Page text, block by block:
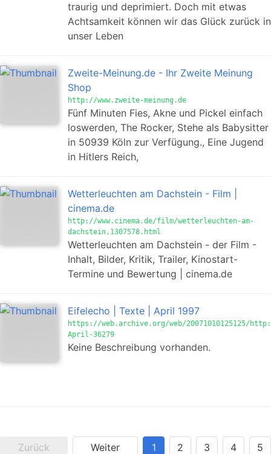
traurig und deprimiert. Doch mit etwas
Achtsamkeit können wir das Glück zurück in
unser Leben
Zweite-Meinung.de - Ihr Zweite Meinung
Shop
http://www.zweite-meinung.de
Fünf Minuten Fies, Akne und Pickel einfach
loswerden, The Rocker, Stehe als Babysitter
in 50939 Köln zur Verfügung., Eine Jugend
in Hitlers Reich,
Wetterleuchten am Dachstein - Film |
cinema.de
http://www.cinema.de/film/wetterleuchten-am-
dachstein,1307578.html
Wetterleuchten am Dachstein - der Film -
Inhalt, Bilder, Kritik, Trailer, Kinostart-
Termine und Bewertung | cinema.de
Eifelecho | Texte | April 1997
https://web.archive.org/web/20071010125125/
April-36279
Keine Beschreibung vorhanden.
Zurück Weiter 1 2 3 4 5